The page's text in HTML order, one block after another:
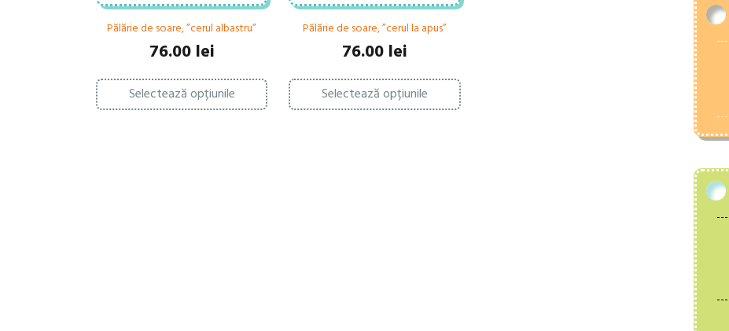
Pălărie de soare, ”cerul albastru”
76.00 lei
Selectează opțiunile
Acest
produs
are
Pălărie de soare, ”cerul la apus”
76.00 lei
Selectează opțiunile
Acest
produs
are